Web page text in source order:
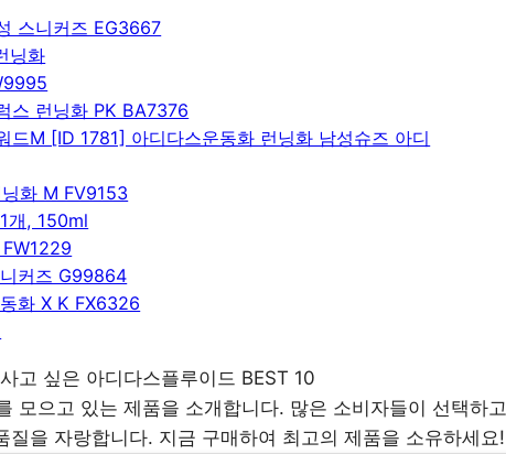
스니커즈 EG3667
닝화
스 런닝화 PK BA7376
드M [ID 1781] 아디다스운동화 런닝화 남성슈즈 아디
화 M FV9153
개, 150ml
커즈 G99864
화 X K FX6326
모으고 있는 제품을 소개합니다. 많은 소비자들이 선택하고
질을 자랑합니다. 지금 구매하여 최고의 제품을 소유하세요!